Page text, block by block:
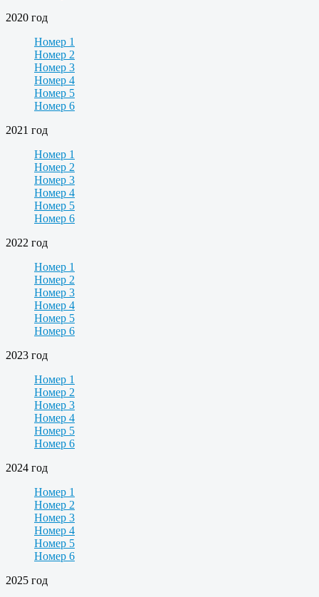
2020 год
Номер 1
Номер 2
Номер 3
Номер 4
Номер 5
Номер 6
2021 год
Номер 1
Номер 2
Номер 3
Номер 4
Номер 5
Номер 6
2022 год
Номер 1
Номер 2
Номер 3
Номер 4
Номер 5
Номер 6
2023 год
Номер 1
Номер 2
Номер 3
Номер 4
Номер 5
Номер 6
2024 год
Номер 1
Номер 2
Номер 3
Номер 4
Номер 5
Номер 6
2025 год